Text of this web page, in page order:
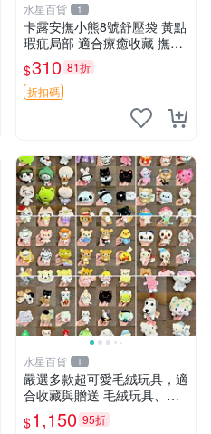
水星百貨 1
卡露安撫小熊8號舒壓袋 黃點
瑕疪局部 適合療癒收藏 撫慰
身心 美肌養護 放鬆好物
$310 81折
折扣碼
水星百貨 1
嚴選多款超可愛毛絨玩具，適
合收藏與贈送 毛絨玩具、抱
枕、公仔
$1,150 95折